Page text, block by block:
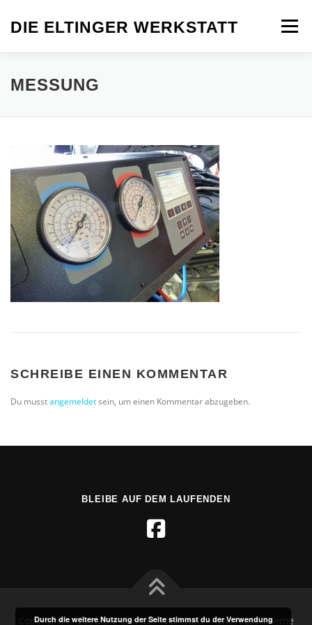
Inhalt
springen
DIE ELTINGER WERKSTATT Menü
TEAM FACEBOOK
MESSUNG
SCHREIBE EINEN KOMMENTAR
Du musstangemeldetsein, um einen Kommentar abzugeben.
BLEIBE AUF DEM LAUFENDEN
Copyright © 2026 Die Eltinger Werkstatt–OnePressTheme
Durch die weitere Nutzung der Seite stimmst du der Verwendung